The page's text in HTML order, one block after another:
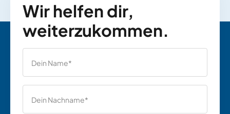
Wir helfen dir,
weiterzukommen.